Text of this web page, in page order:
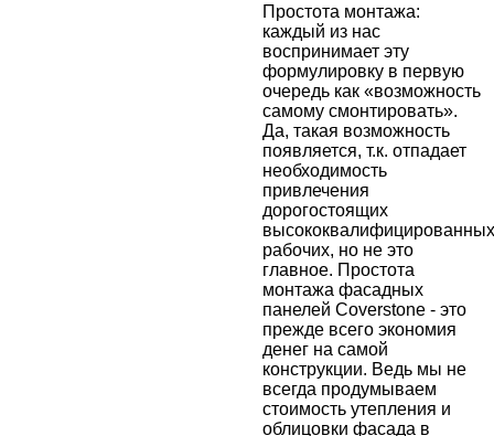
Простота монтажа:
каждый из нас
воспринимает эту
формулировку в первую
очередь как «возможность
самому смонтировать».
Да, такая возможность
появляется, т.к. отпадает
необходимость
привлечения
дорогостоящих
высококвалифицированных
рабочих, но не это
главное. Простота
монтажа фасадных
панелей Coverstone - это
прежде всего экономия
денег на самой
конструкции. Ведь мы не
всегда продумываем
стоимость утепления и
облицовки фасада в